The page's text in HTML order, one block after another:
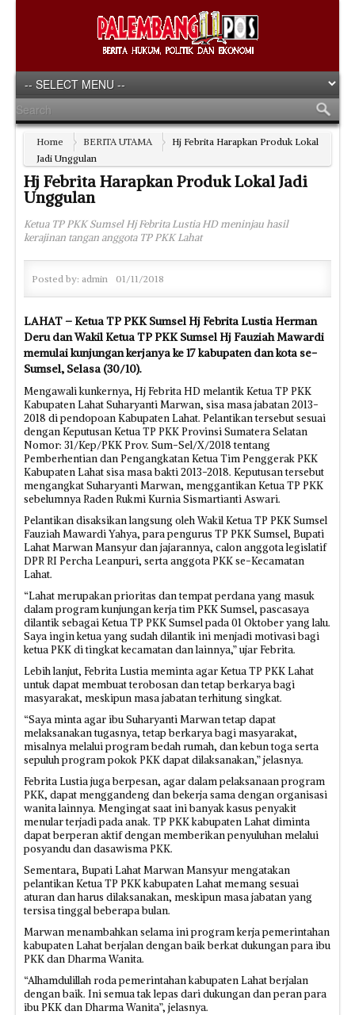
Home BERITA UTAMA
Hj Febrita Harapkan Produk Lokal
Jadi Unggulan
Hj Febrita Harapkan Produk Lokal Jadi
Unggulan
Ketua TP PKK Sumsel Hj Febrita Lustia HD meninjau hasil
kerajinan tangan anggota TP PKK Lahat
Posted by: admin 01/11/2018
LAHAT – Ketua TP PKK Sumsel Hj Febrita Lustia Herman
Deru dan Wakil Ketua TP PKK Sumsel Hj Fauziah Mawardi
memulai kunjungan kerjanya ke 17 kabupaten dan kota se-
Sumsel, Selasa (30/10).
Mengawali kunkernya, Hj Febrita HD melantik Ketua TP PKK
Kabupaten Lahat Suharyanti Marwan, sisa masa jabatan 2013-
2018 di pendopoan Kabupaten Lahat. Pelantikan tersebut sesuai
dengan Keputusan Ketua TP PKK Provinsi Sumatera Selatan
Nomor: 31/Kep/PKK Prov. Sum-Sel/X/2018 tentang
Pemberhentian dan Pengangkatan Ketua Tim Penggerak PKK
Kabupaten Lahat sisa masa bakti 2013-2018. Keputusan tersebut
mengangkat Suharyanti Marwan, menggantikan Ketua TP PKK
sebelumnya Raden Rukmi Kurnia Sismartianti Aswari.
Pelantikan disaksikan langsung oleh Wakil Ketua TP PKK Sumsel
Fauziah Mawardi Yahya, para pengurus TP PKK Sumsel, Bupati
Lahat Marwan Mansyur dan jajarannya, calon anggota legislatif
DPR RI Percha Leanpuri, serta anggota PKK se-Kecamatan
Lahat.
“Lahat merupakan prioritas dan tempat perdana yang masuk
dalam program kunjungan kerja tim PKK Sumsel, pascasaya
dilantik sebagai Ketua TP PKK Sumsel pada 01 Oktober yang lalu.
Saya ingin ketua yang sudah dilantik ini menjadi motivasi bagi
ketua PKK di tingkat kecamatan dan lainnya,” ujar Febrita.
Lebih lanjut, Febrita Lustia meminta agar Ketua TP PKK Lahat
untuk dapat membuat terobosan dan tetap berkarya bagi
masyarakat, meskipun masa jabatan terhitung singkat.
“Saya minta agar ibu Suharyanti Marwan tetap dapat
melaksanakan tugasnya, tetap berkarya bagi masyarakat,
misalnya melalui program bedah rumah, dan kebun toga serta
sepuluh program pokok PKK dapat dilaksanakan,” jelasnya.
Febrita Lustia juga berpesan, agar dalam pelaksanaan program
PKK, dapat menggandeng dan bekerja sama dengan organisasi
wanita lainnya. Mengingat saat ini banyak kasus penyakit
menular terjadi pada anak. TP PKK kabupaten Lahat diminta
dapat berperan aktif dengan memberikan penyuluhan melalui
posyandu dan dasawisma PKK.
Sementara, Bupati Lahat Marwan Mansyur mengatakan
pelantikan Ketua TP PKK kabupaten Lahat memang sesuai
aturan dan harus dilaksanakan, meskipun masa jabatan yang
tersisa tinggal beberapa bulan.
Marwan menambahkan selama ini program kerja pemerintahan
kabupaten Lahat berjalan dengan baik berkat dukungan para ibu
PKK dan Dharma Wanita.
“Alhamdulillah roda pemerintahan kabupaten Lahat berjalan
dengan baik. Ini semua tak lepas dari dukungan dan peran para
ibu PKK dan Dharma Wanita”, jelasnya.